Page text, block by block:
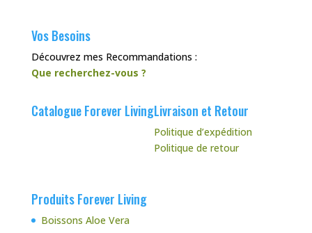
Vos Besoins
Découvrez mes Recommandations :
Que recherchez-vous ?
Catalogue Forever LivingLivraison et Retour
Politique d’expédition
Politique de retour
Produits Forever Living
Boissons Aloe Vera